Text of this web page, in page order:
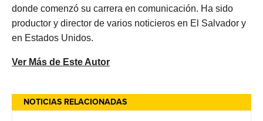
NOTICIAS RELACIONADAS
donde comenzó su carrera en comunicación. Ha sido
productor y director de varios noticieros en El Salvador y
en Estados Unidos.
Ver Más de Este Autor